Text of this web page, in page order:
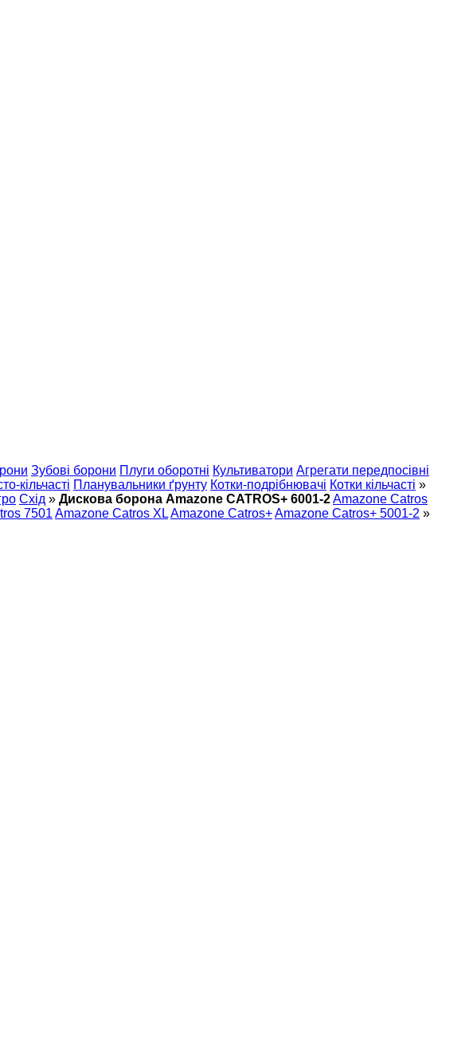
Зубові борони Плуги оборотні Культиватори Агрегати передпосівні
кільчасті Планувальники ґрунту Котки-подрібнювачі Котки кільчасті »
Схід » Дискова борона Amazone CATROS+ 6001-2Amazone Catros
7501 Amazone Catros XLAmazone Catros+Amazone Catros+ 5001-2 »